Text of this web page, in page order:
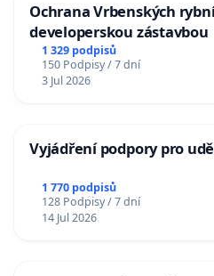
Ochrana Vrbenských
developerskou zástavbou
1 329 podpisů
150 Podpisy / 7 dní
3 Jul 2026
Vyjádření podpory pro
1 770 podpisů
128 Podpisy / 7 dní
14 Jul 2026